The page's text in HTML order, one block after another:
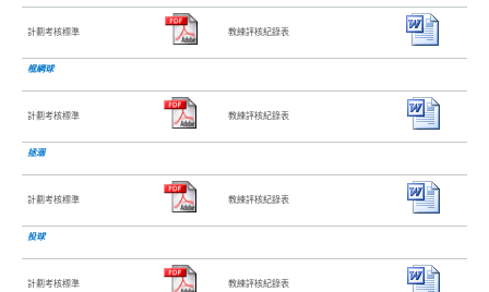
計劃考核標準 教練評核紀錄表
棍網球
計劃考核標準 教練評核紀錄表
拯溺
計劃考核標準 教練評核紀錄表
投球
計劃考核標準 教練評核紀錄表